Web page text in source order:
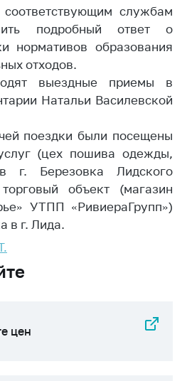
службам
подробный ответ о
нормативов образования
отходов.
выездные приемы в
Натальи Василевской
поездки были посещены
(цех пошива одежды,
г. Березовка Лидского
объект (магазин
УТПП «РивиераГрупп»)
в г. Лида.
цен